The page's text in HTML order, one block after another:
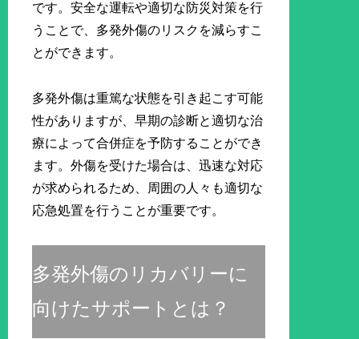
です。安全な運転や適切な防災対策を行
うことで、多発外傷のリスクを減らすこ
とができます。
多発外傷は重篤な状態を引き起こす可能
性がありますが、早期の診断と適切な治
療によって合併症を予防することができ
ます。外傷を受けた場合は、迅速な対応
が求められるため、周囲の人々も適切な
応急処置を行うことが重要です。
多発外傷のリカバリーに
向けたサポートとは？